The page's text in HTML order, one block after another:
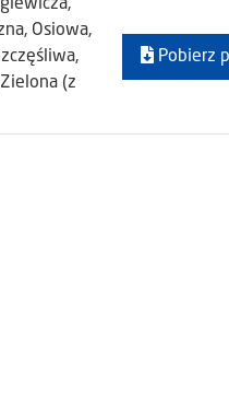
Osiowa,
(z
Pobierz